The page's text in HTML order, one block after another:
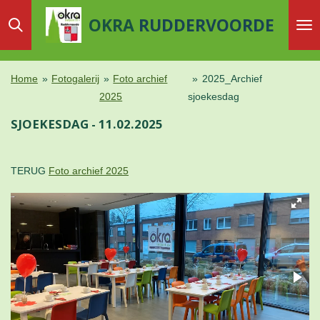
direct
naar
hoofdinhoud
OKRA RUDDERVOORDE
Home » Fotogalerij » Foto archief
2025
» 2025_Archief
sjoekesdag
SJOEKESDAG - 11.02.2025
TERUG Foto archief 2025